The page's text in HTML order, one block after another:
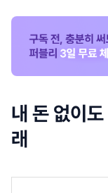
내 돈 없이
래